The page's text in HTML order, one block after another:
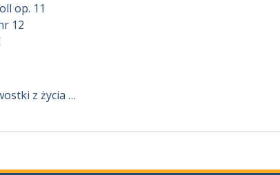
op. 11
12
z życia …